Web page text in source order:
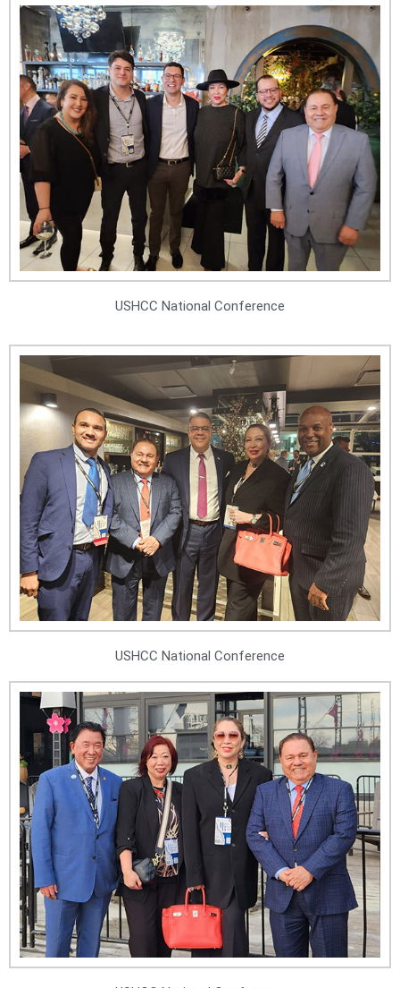
USHCC National Conference
USHCC National Conference